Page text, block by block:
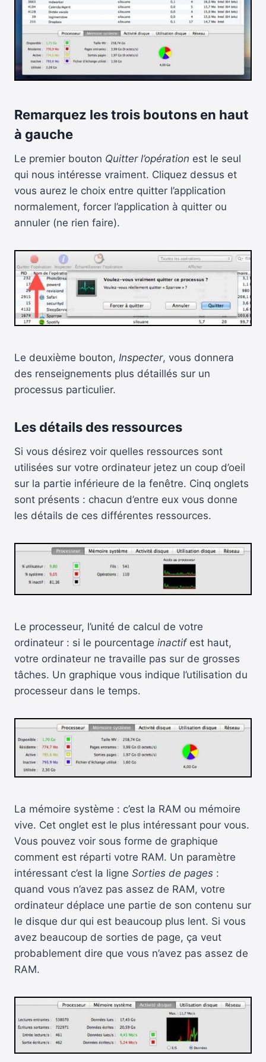
Remarquez les trois boutons en haut
à gauche
Le premier bouton Quitter l’opération est le seul
qui nous intéresse vraiment. Cliquez dessus et
vous aurez le choix entre quitter l’application
normalement, forcer l’application à quitter ou
annuler (ne rien faire).
Le deuxième bouton, Inspecter, vous donnera
des renseignements plus détaillés sur un
processus particulier.
Les détails des ressources
Si vous désirez voir quelles ressources sont
utilisées sur votre ordinateur jetez un coup d’oeil
sur la partie inférieure de la fenêtre. Cinq onglets
sont présents : chacun d’entre eux vous donne
les détails de ces différentes ressources.
Le processeur, l’unité de calcul de votre
ordinateur : si le pourcentage inactifest haut,
votre ordinateur ne travaille pas sur de grosses
tâches. Un graphique vous indique l’utilisation du
processeur dans le temps.
La mémoire système : c’est la RAM ou mémoire
vive. Cet onglet est le plus intéressant pour vous.
Vous pouvez voir sous forme de graphique
comment est réparti votre RAM. Un paramètre
intéressant c’est la ligne Sorties de pages :
quand vous n’avez pas assez de RAM, votre
ordinateur déplace une partie de son contenu sur
le disque dur qui est beaucoup plus lent. Si vous
avez beaucoup de sorties de page, ça veut
probablement dire que vous n’avez pas assez de
RAM.